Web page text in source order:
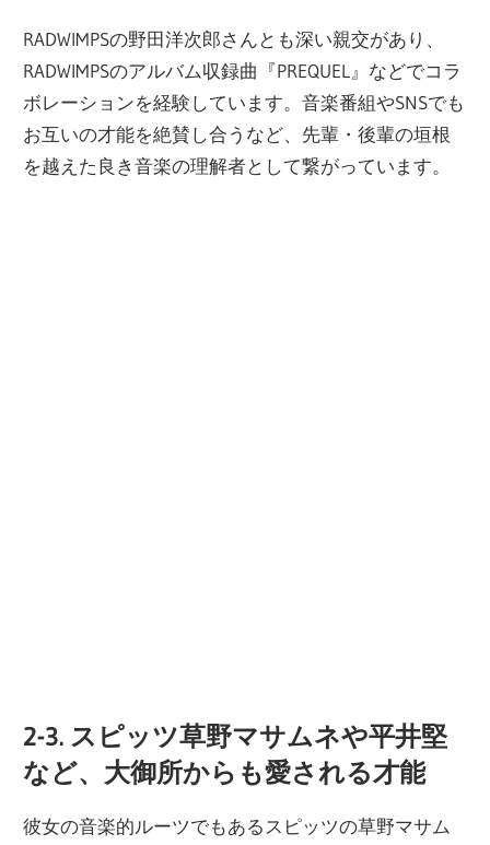
RADWIMPSの野田洋次郎さんとも深い親交があり、
RADWIMPSのアルバム収録曲『PREQUEL』などでコラ
ボレーションを経験しています。音楽番組やSNSでも
お互いの才能を絶賛し合うなど、先輩・後輩の垣根
を越えた良き音楽の理解者として繋がっています。
2-3. スピッツ草野マサムネや平井堅
など、大御所からも愛される才能
彼女の音楽的ルーツでもあるスピッツの草野マサム